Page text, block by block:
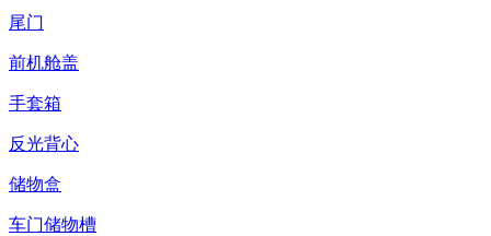
尾门
前机舱盖
手套箱
反光背心
储物盒
车门储物槽